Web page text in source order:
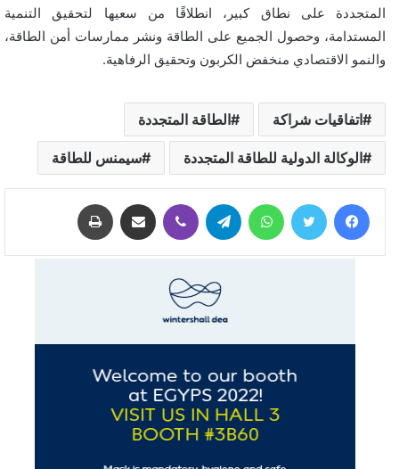
المتجددة على نطاق كبير، انطلاقًا من سعيها لتحقيق التنمية
المستدامة، وحصول الجميع على الطاقة ونشر ممارسات أمن الطاقة،
والنمو الاقتصادي منخفض الكربون وتحقيق الرفاهية.
اتفاقيات شراكة الطاقة المتجددة
الوكالة الدولية للطاقة المتجددة سيمنس للطاقة
فيسبوك تويتر واتساب تيلقرام ڤايبر مشاركة عبر البريد